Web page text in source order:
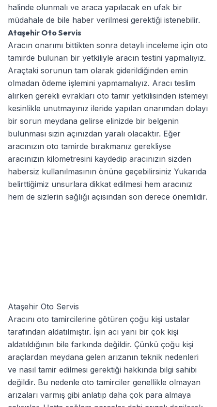
halinde olunmalı ve araca yapılacak en ufak bir
müdahale de bile haber verilmesi gerektiği istenebilir.
Ataşehir Oto Servis
Aracın onarımı bittikten sonra detaylı inceleme için oto
tamirde bulunan bir yetkiliyle aracın testini yapmalıyız.
Araçtaki sorunun tam olarak giderildiğinden emin
olmadan ödeme işlemini yapmamalıyız. Aracı teslim
alırken gerekli evrakları oto tamir yetkilisinden istemeyi
kesinlikle unutmayınız ileride yapılan onarımdan dolayı
bir sorun meydana gelirse elinizde bir belgenin
bulunması sizin açınızdan yaralı olacaktır. Eğer
aracınızın oto tamirde bırakmanız gerekliyse
aracınızın kilometresini kaydedip aracınızın sizden
habersiz kullanılmasının önüne geçebilirsiniz Yukarıda
belirttiğimiz unsurlara dikkat edilmesi hem aracınız
hem de sizlerin sağlığı açısından son derece önemlidir.
Ataşehir Oto Servis
Aracını oto tamircilerine götüren çoğu kişi ustalar
tarafından aldatılmıştır. İşin acı yanı bir çok kişi
aldatıldığının bile farkında değildir. Çünkü çoğu kişi
araçlardan meydana gelen arızanın teknik nedenleri
ve nasıl tamir edilmesi gerektiği hakkında bilgi sahibi
değildir. Bu nedenle oto tamirciler genellikle olmayan
arızaları varmış gibi anlatıp daha çok para almaya